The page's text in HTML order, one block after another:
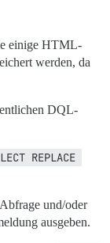
einige HTML-
werden, da
DQL-
REPLACE
und/oder
ausgeben.